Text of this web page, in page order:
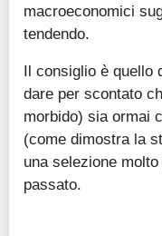
macroeconomici
tendendo.
Il consiglio è quello
dare per scontato
morbido) sia ormai
(come dimostra la
una selezione
passato.